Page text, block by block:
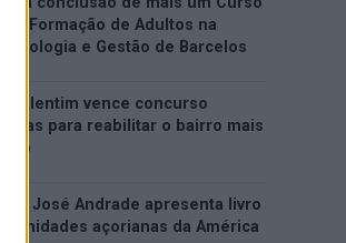
e Formação de Adultos na
e Gestão de Barcelos
Valentim vence concurso
para reabilitar o bairro mais
José Andrade apresenta livro
açorianas da América